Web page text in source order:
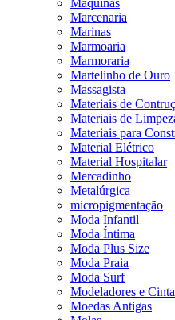
Máquinas
Marcenaria
Marinas
Marmoaria
Marmoraria
Martelinho de Ouro
Massagista
Materiais de
Materiais de
Materiais para
Material Elétrico
Material Hospitalar
Mercadinho
Metalúrgica
micropigmentação
Moda Infantil
Moda Íntima
Moda Plus Size
Moda Praia
Moda Surf
Modeladores e
Moedas Antigas